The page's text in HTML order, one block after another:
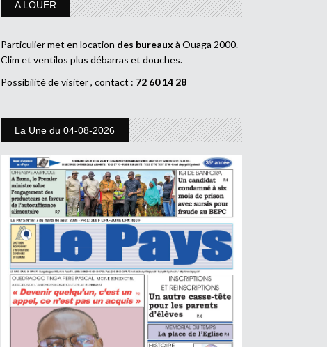
A LOUER
Particulier met en location des bureaux à Ouaga 2000.
Clim et ventilos plus débarras et douches.
Possibilité de visiter , contact : 72 60 14 28
La Une du 04-08-2026